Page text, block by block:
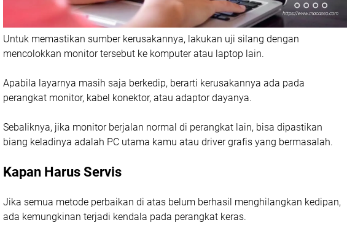
Untuk memastikan sumber kerusakannya, lakukan uji silang dengan
mencolokkan monitor tersebut ke komputer atau laptop lain.
Apabila layarnya masih saja berkedip, berarti kerusakannya ada pada
perangkat monitor, kabel konektor, atau adaptor dayanya.
Sebaliknya, jika monitor berjalan normal di perangkat lain, bisa dipastikan
biang keladinya adalah PC utama kamu atau driver grafis yang bermasalah.
Kapan Harus Servis
Jika semua metode perbaikan di atas belum berhasil menghilangkan kedipan,
ada kemungkinan terjadi kendala pada perangkat keras.